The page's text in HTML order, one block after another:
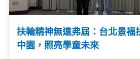
扶輪精神無遠弗屆：台北景福
中園，照亮學童未來